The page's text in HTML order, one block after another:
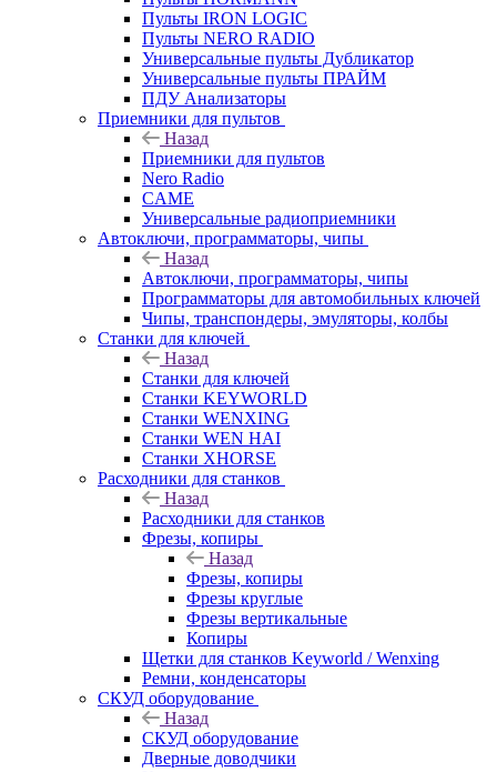
Пульты IRON LOGIC
Пульты NERO RADIO
Универсальные пульты Дубликатор
Универсальные пульты ПРАЙМ
ПДУ Анализаторы
Приемники для пультов
Назад
Приемники для пультов
Nero Radio
CAME
Универсальные радиоприемники
Автоключи, программаторы, чипы
Назад
Автоключи, программаторы, чипы
Программаторы для автомобильных ключей
Чипы, транспондеры, эмуляторы, колбы
Станки для ключей
Назад
Станки для ключей
Станки KEYWORLD
Станки WENXING
Станки WEN HAI
Станки XHORSE
Расходники для станков
Назад
Расходники для станков
Фрезы, копиры
Назад
Фрезы, копиры
Фрезы круглые
Фрезы вертикальные
Копиры
Щетки для станков Keyworld / Wenxing
Ремни, конденсаторы
СКУД оборудование
Назад
СКУД оборудование
Дверные доводчики